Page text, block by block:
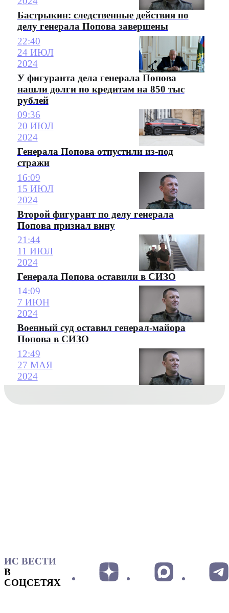
Бастрыкин: следственные действия по
делу генерала Попова завершены
22:40
24 ИЮЛ
2024
У фигуранта дела генерала Попова
нашли долги по кредитам на 850 тыс
рублей
09:36
20 ИЮЛ
2024
Генерала Попова отпустили из-под
стражи
16:09
15 ИЮЛ
2024
Второй фигурант по делу генерала
Попова признал вину
21:44
11 ИЮЛ
2024
Генерала Попова оставили в СИЗО
14:09
7 ИЮН
2024
Военный суд оставил генерал-майора
Попова в СИЗО
12:49
27 МАЯ
2024
ИС ВЕСТИ
В
СОЦСЕТЯХ